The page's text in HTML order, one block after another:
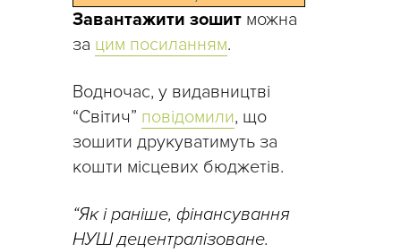
Завантажити зошит можна
за цим посиланням.
Водночас, у видавництві
“Світич” повідомили, що
зошити друкуватимуть за
кошти місцевих бюджетів.
“Як і раніше, фінансування
НУШ децентралізоване.